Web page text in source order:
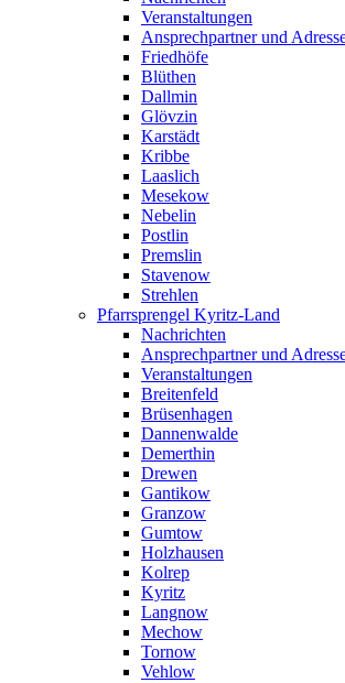
Veranstaltungen
Ansprechpartner und
Friedhöfe
Blüthen
Dallmin
Glövzin
Karstädt
Kribbe
Laaslich
Mesekow
Nebelin
Postlin
Premslin
Stavenow
Strehlen
Pfarrsprengel Kyritz-Land
Nachrichten
Ansprechpartner und
Veranstaltungen
Breitenfeld
Brüsenhagen
Dannenwalde
Demerthin
Drewen
Gantikow
Granzow
Gumtow
Holzhausen
Kolrep
Kyritz
Langnow
Mechow
Tornow
Vehlow